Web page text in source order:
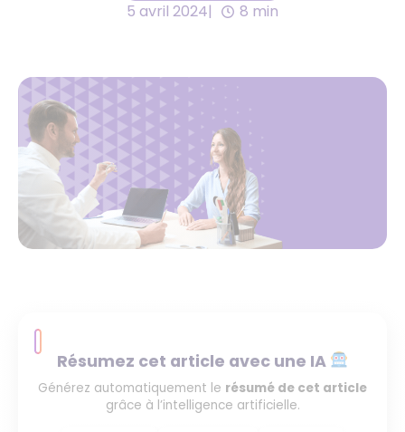
5 avril 2024 8 min
Résumez cet article avec une IA
Générez automatiquement le résumé de cet article
grâce à l’intelligence artificielle.